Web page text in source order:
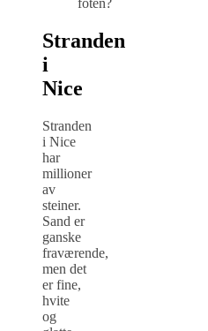
foten?
Stranden
i
Nice
Stranden
i Nice
har
millioner
av
steiner.
Sand er
ganske
fraværende,
men det
er fine,
hvite
og